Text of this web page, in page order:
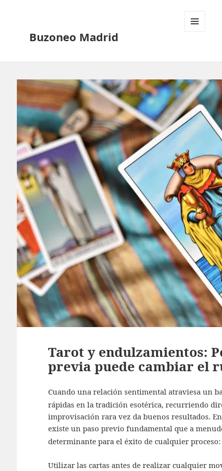
Buzoneo Madrid
Y
WIDGETS
Tarot y endulzamientos:
previa puede cambiar el
Cuando una relación sentimental atraviesa un
rápidas en la tradición esotérica, recurriendo
improvisación rara vez da buenos resultados.
existe un paso previo fundamental que a
determinante para el éxito de cualquier
Utilizar las cartas antes de realizar cualquier